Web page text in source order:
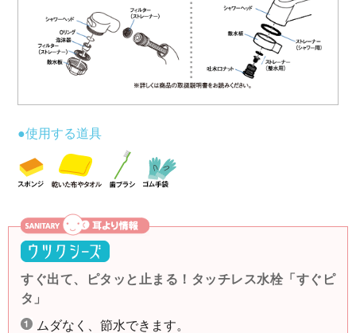
●使用する道具
すぐ出て、ピタッと止まる！タッチレス水栓「すぐピ
タ」
ムダなく、節水できます。